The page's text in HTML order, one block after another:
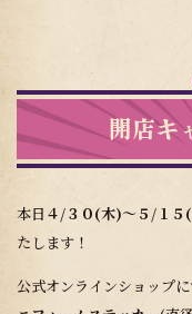
開店キ
本日 ４/３０(木)～５/１５
たします！
公式オンラインショップ